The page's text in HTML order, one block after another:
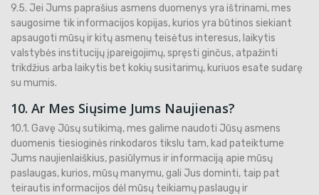
9.5. Jei Jums paprašius asmens duomenys yra ištrinami, mes
saugosime tik informacijos kopijas, kurios yra būtinos siekiant
apsaugoti mūsų ir kitų asmenų teisėtus interesus, laikytis
valstybės institucijų įpareigojimų, spręsti ginčus, atpažinti
trikdžius arba laikytis bet kokių susitarimų, kuriuos esate sudarę
su mumis.
10. Ar Mes Siųsime Jums Naujienas?
10.1. Gavę Jūsų sutikimą, mes galime naudoti Jūsų asmens
duomenis tiesioginės rinkodaros tikslu tam, kad pateiktume
Jums naujienlaiškius, pasiūlymus ir informaciją apie mūsų
paslaugas, kurios, mūsų manymu, gali Jus dominti, taip pat
teirautis informacijos dėl mūsų teikiamų paslaugų ir